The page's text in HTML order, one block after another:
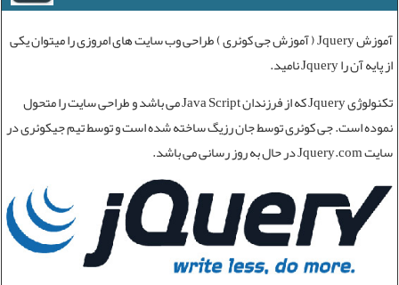
آموزش Jquery (آموزش جی کوئری) طراحی وب سایت های امروزی را میتوان یکی
از پایه آن را Jquery نامید.
تکنولوژی Jquery
که از فرزندان Java Script می باشد و طراحی سایترا متحول
نموده است. جی کوئری توسط جان رزیگ ساخته شده است و توسط تیم جیکوئری در
سایت Jquery.com در حال به روز رسانی می باشد.